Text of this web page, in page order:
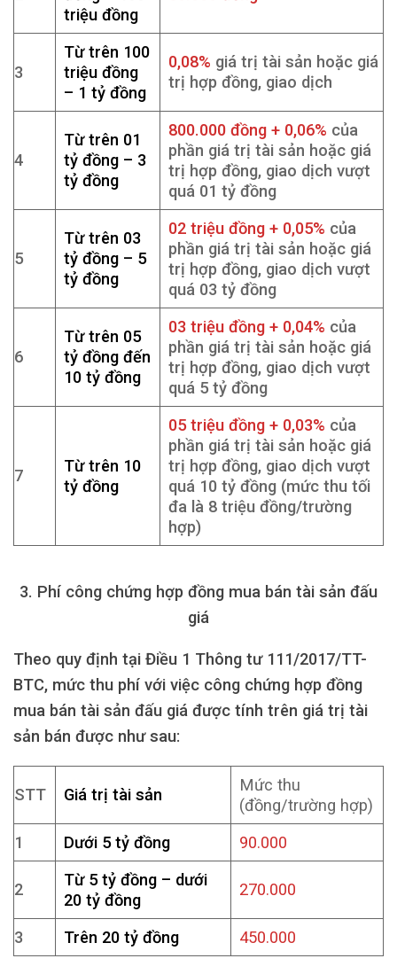
triệu đồng
3
Từ trên 100
triệu đồng
– 1 tỷ đồng
0,08% giá trị tài sản hoặc giá
trị hợp đồng, giao dịch
4
Từ trên 01
tỷ đồng – 3
tỷ đồng
800.000 đồng + 0,06% của
phần giá trị tài sản hoặc giá
trị hợp đồng, giao dịch vượt
quá 01 tỷ đồng
5
Từ trên 03
tỷ đồng – 5
tỷ đồng
02 triệu đồng + 0,05% của
phần giá trị tài sản hoặc giá
trị hợp đồng, giao dịch vượt
quá 03 tỷ đồng
6
Từ trên 05
tỷ đồng đến
10 tỷ đồng
03 triệu đồng + 0,04% của
phần giá trị tài sản hoặc giá
trị hợp đồng, giao dịch vượt
quá 5 tỷ đồng
7
Từ trên 10
tỷ đồng
05 triệu đồng + 0,03% của
phần giá trị tài sản hoặc giá
trị hợp đồng, giao dịch vượt
quá 10 tỷ đồng (mức thu tối
đa là 8 triệu đồng/trường
hợp)
3. Phí công chứng hợp đồng mua bán tài sản đấu
giá
Theo quy định tại Điều 1 Thông tư 111/2017/TT-
BTC, mức thu phí với việc công chứng hợp đồng
mua bán tài sản đấu giá được tính trên giá trị tài
sản bán được như sau:
STT Giá trị tài sản
Mức thu
(đồng/trường hợp)
1
Dưới 5 tỷ đồng 90.000
2
Từ 5 tỷ đồng – dưới
20 tỷ đồng
270.000
3 Trên 20 tỷ đồng 450.000